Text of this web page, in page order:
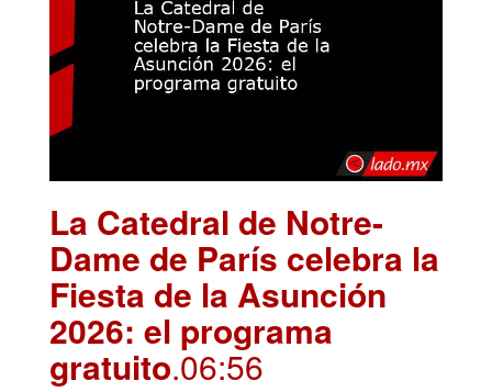
La Catedral de Notre-
Dame de París celebra la
Fiesta de la Asunción
2026: el programa
gratuito.06:56